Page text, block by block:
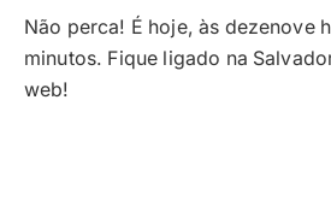
Não perca! É hoje, às dezenove
minutos. Fique ligado na
web!